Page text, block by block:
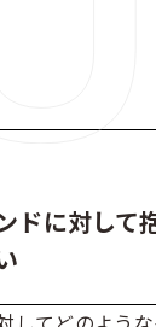
ドに対して